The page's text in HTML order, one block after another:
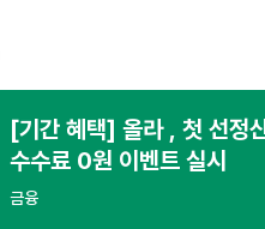
[기간 혜택] 올라 , 첫 선정
수수료 0원 이벤트 실시
금융